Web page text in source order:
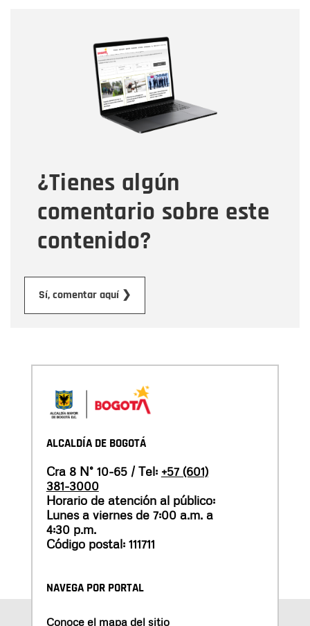
¿Tienes algún
comentario sobre este
contenido?
Sí, comentar aquí ❯
Correo electrónico
Tipo de comentario
Mensaje
ALCALDÍA DE BOGOTÁ
Cra 8 N° 10-65 / Tel: +57 (601)
381-3000
Horario de atención al público:
Lunes a viernes de 7:00 a.m. a
4:30 p.m.
Código postal: 111711
NAVEGA POR PORTAL
Conoce el mapa del sitio